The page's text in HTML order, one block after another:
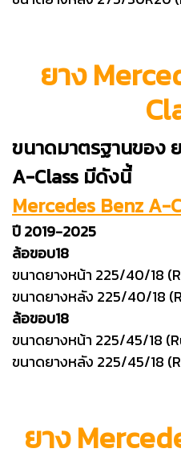
ยาง
ขนาดมาตรฐานของ
A-Class มีดังนี้
Mercedes Benz A-
ปี 2019-2025
ล้อขอบ18
ขนาดยางหน้า 225/40/18
ขนาดยางหลัง 225/40/18
ล้อขอบ18
ขนาดยางหน้า 225/45/18
ขนาดยางหลัง 225/45/18
ยาง